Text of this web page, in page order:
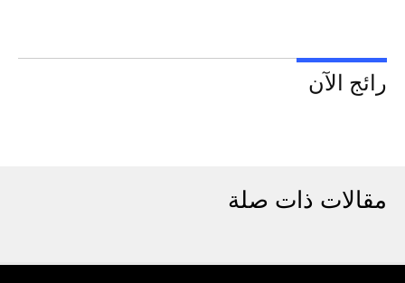
رائج الآن
مقالات ذات صلة